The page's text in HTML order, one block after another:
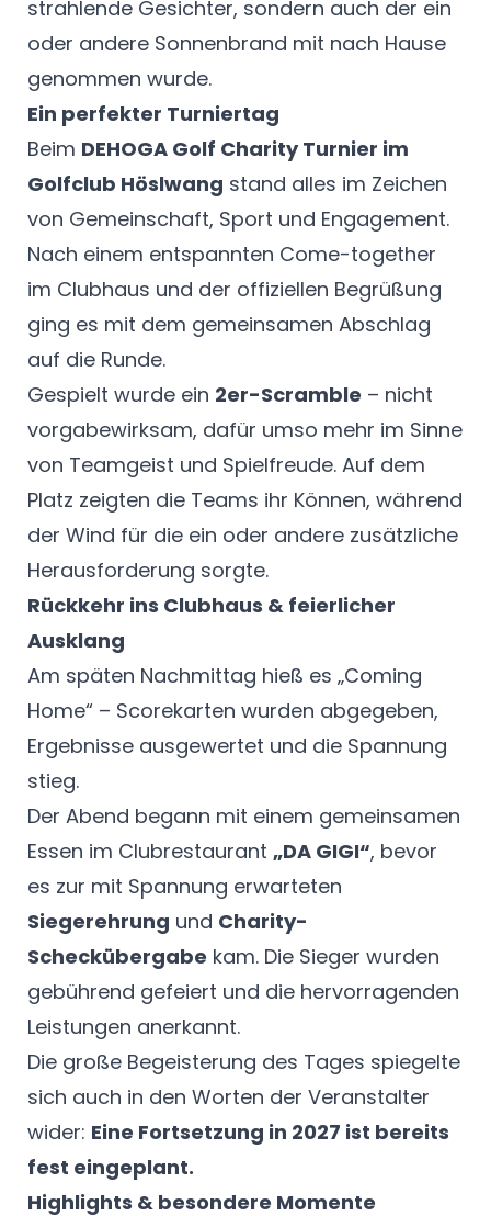
strahlende Gesichter, sondern auch der ein
oder andere Sonnenbrand mit nach Hause
genommen wurde.
Ein perfekter Turniertag
Beim DEHOGA Golf Charity Turnier im
Golfclub Höslwang stand alles im Zeichen
von Gemeinschaft, Sport und Engagement.
Nach einem entspannten Come-together
im Clubhaus und der offiziellen Begrüßung
ging es mit dem gemeinsamen Abschlag
auf die Runde.
Gespielt wurde ein 2er-Scramble – nicht
vorgabewirksam, dafür umso mehr im Sinne
von Teamgeist und Spielfreude. Auf dem
Platz zeigten die Teams ihr Können, während
der Wind für die ein oder andere zusätzliche
Herausforderung sorgte.
Rückkehr ins Clubhaus & feierlicher
Ausklang
Am späten Nachmittag hieß es „Coming
Home“ – Scorekarten wurden abgegeben,
Ergebnisse ausgewertet und die Spannung
stieg.
Der Abend begann mit einem gemeinsamen
Essen im Clubrestaurant „DA GIGI“, bevor
es zur mit Spannung erwarteten
Siegerehrung und Charity-
Scheckübergabe kam. Die Sieger wurden
gebührend gefeiert und die hervorragenden
Leistungen anerkannt.
Die große Begeisterung des Tages spiegelte
sich auch in den Worten der Veranstalter
wider: Eine Fortsetzung in 2027 ist bereits
fest eingeplant.
Highlights & besondere Momente